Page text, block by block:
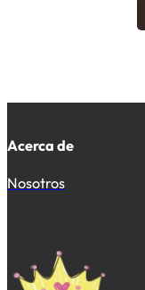
Acerca de
Nosotros